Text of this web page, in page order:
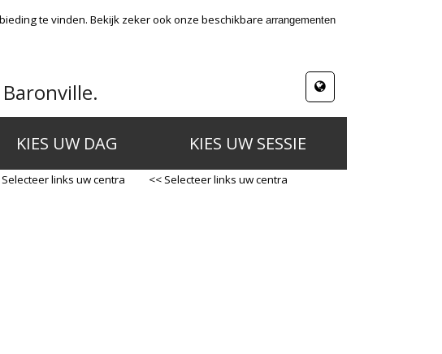
te vinden. Bekijk zeker ook onze beschikbare arrangementen
KIES UW DAG
Selecteer links uw centra
KIES UW SESSIE
<< Selecteer links uw centra